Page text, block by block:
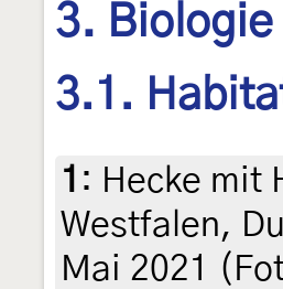
3. Biologie
3.1.
1 : Hecke mit
Westfalen,
Mai 2021